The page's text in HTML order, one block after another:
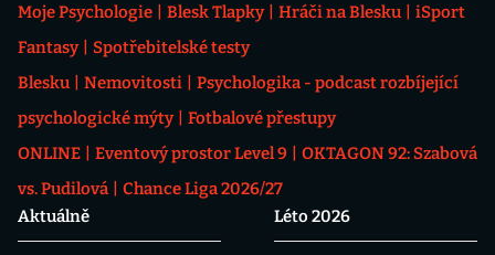
Moje Psychologie Blesk Tlapky Hráči na Blesku
iSport
Fantasy
Spotřebitelské testy
Blesku
Nemovitosti
Psychologika - podcast rozbíjející
psychologické mýty
Fotbalové přestupy
ONLINE
Eventový prostor Level 9
OKTAGON 92: Szabová
vs. Pudilová
Chance Liga 2026/27
Aktuálně
Léto 2026